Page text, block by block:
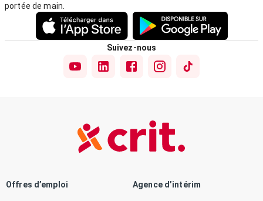
portée de main.
Suivez-nous
Offres d’emploi Agence d’intérim